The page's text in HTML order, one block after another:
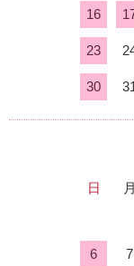
16
23
30
日 月
6 7